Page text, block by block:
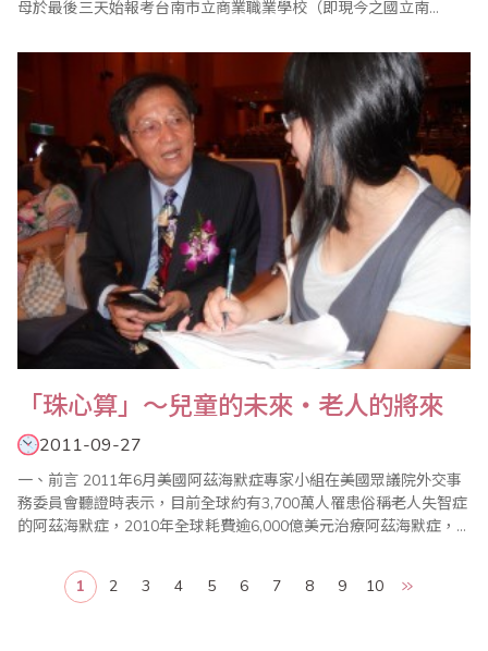
母於最後三天始報考台南市立商業職業學校（即現今之國立南
教之珠算老師吳樹基恩師，發覺我「唸心算」表現突出，初中二年
級上學期已能算出十口之五位數「唸心算」，認為不可多得，隨即
展開有計劃之培育，更利用每星期珠算課下課之短短十分鐘..
「珠心算」～兒童的未來‧老人的將來
2011-09-27
一、前言 2011年6月美國阿茲海默症專家小組在美國眾議院外交事
務委員會聽證時表示，目前全球約有3,700萬人罹患俗稱老人失智症
的阿茲海默症，2010年全球耗費逾6,000億美元治療阿茲海默症，
患者將高達1.15億，由於罹患阿茲海默症將會使大腦的功能逐漸減
退並影響日常生活，大量的醫療與照護支出將會拖垮全球的經..
1 2 3 4 5 6 7 8 9 10